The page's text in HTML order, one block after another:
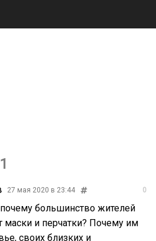
1
27 мая 2020 в 23:44 0
большинство жителей
маски и перчатки? Почему им
своих близких и